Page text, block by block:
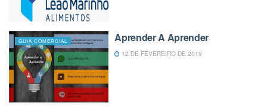
GUIA COMERCIAL Aprender A Aprender
12 DE FEVEREIRO DE 2019